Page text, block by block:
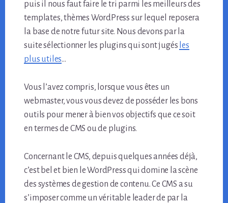
puis il nous faut faire le tri parmi les meilleurs des
templates, thèmes WordPress sur lequel reposera
la base de notre futur site. Nous devons par la
suite sélectionner les plugins qui sont jugés les
plus utiles…
Vous l’avez compris, lorsque vous êtes un
webmaster, vous vous devez de posséder les bons
outils pour mener à bien vos objectifs que ce soit
en termes de CMS ou de plugins.
Concernant le CMS, depuis quelques années déjà,
c’est bel et bien le WordPress qui domine la scène
des systèmes de gestion de contenu. Ce CMS a su
s’imposer comme un véritable leader de par la